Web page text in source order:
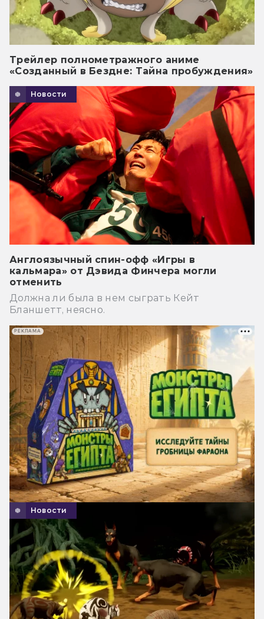
Трейлер полнометражного аниме
«Созданный в Бездне: Тайна пробуждения»
Новости
Англоязычный спин-офф «Игры в
кальмара» от Дэвида Финчера могли
отменить
Должна ли была в нем сыграть Кейт
Бланшетт, неясно.
Новости
РЕКЛАМА